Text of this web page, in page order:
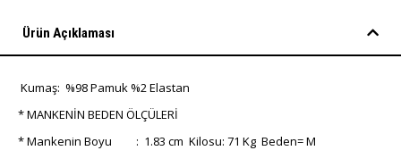
Ürün Açıklaması
Kumaş: %98 Pamuk %2 Elastan
* MANKENİN BEDEN ÖLÇÜLERİ
* Mankenin Boyu : 1.83 cm Kilosu: 71 Kg Beden= M